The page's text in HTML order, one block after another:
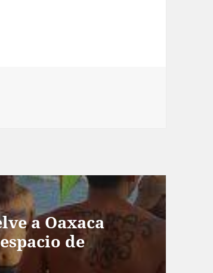
a Oaxaca
de